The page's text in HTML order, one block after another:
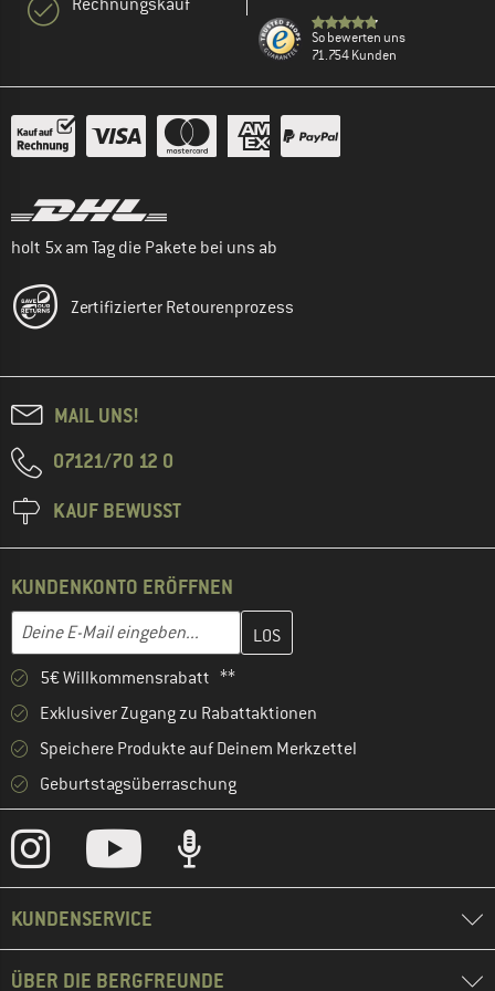
So bewerten uns
71.754 Kunden
holt 5x am Tag die Pakete bei uns ab
Zertifizierter Retourenprozess
MAIL UNS!
07121/70 12 0
KAUF BEWUSST
KUNDENKONTO ERÖFFNEN
E-Mail-Adresse
Gib hier deine E-Mail-Adresse ein und erstelle im nächsten
5€ Willkommensrabatt **
Exklusiver Zugang zu Rabattaktionen
Speichere Produkte auf Deinem Merkzettel
Geburtstagsüberraschung
KUNDENSERVICE
ÜBER DIE BERGFREUNDE